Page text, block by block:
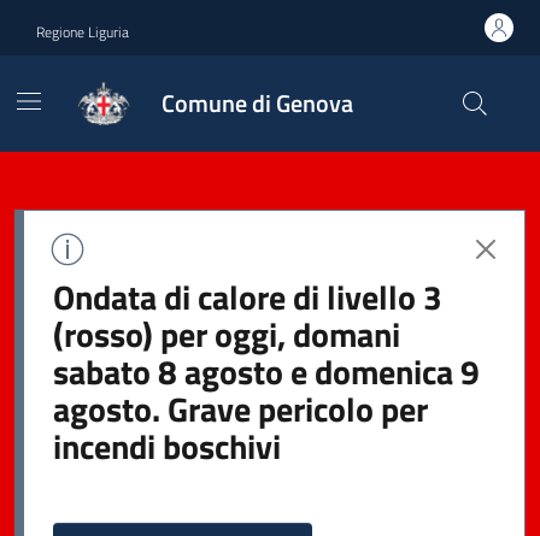
Regione Liguria
Comune di Genova
Ondata di calore di livello 3
(rosso) per oggi, domani
sabato 8 agosto e domenica 9
agosto. Grave pericolo per
incendi boschivi